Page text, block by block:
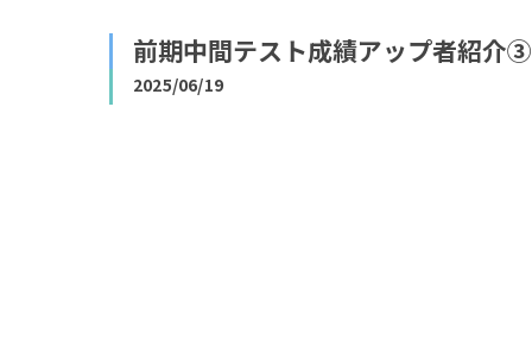
前期中間テスト成績アップ者紹介③
2025/06/19